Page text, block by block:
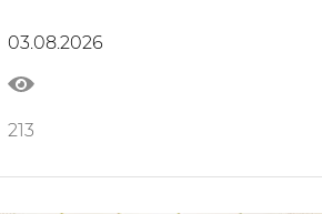
imkoniyatlarini kengaytirish
masalalari muhokama qilindi
03.08.2026
213